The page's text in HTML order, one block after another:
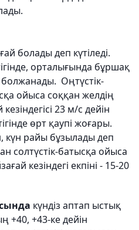
болады деп күтіледі.
орталығында бұршақ
болжанады. Оңтүстік-
ойыса соққан желдің
23 м/с дейін
өрт қаупі жоғары.
күн райы бұзылады деп
солтүстік-батысқа ойыса
кезіндегі екпіні - 15-20
күндіз аптап ыстық
+40, +43-ке дейін